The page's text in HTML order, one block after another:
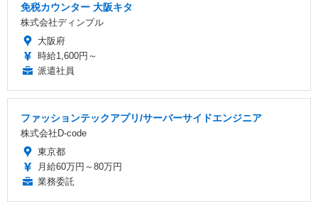
免税カウンター 大阪キタ
株式会社ディンプル
大阪府
時給1,600円～
派遣社員
ファッションテックアプリ/サーバーサイドエンジニア
株式会社D-code
東京都
月給60万円～80万円
業務委託